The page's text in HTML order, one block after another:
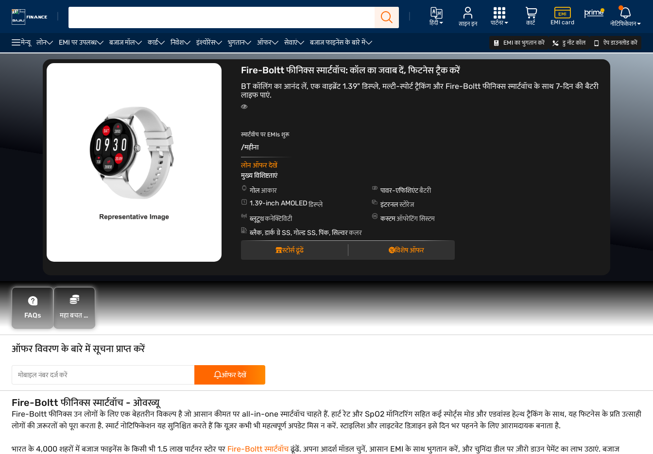
हिंदी साइन इन EMI card नोटिफिकेशन
कार्ट
पार्टनर
मेन्यू लोन EMI पर उपलब्ध बजाज मॉल कार्ड निवेश इंश्योरेंस भुगतान ऑफर सेवाएं बजाज फाइनेंस के बारे में EMI का भुगतान करें डु नॉट कॉल ऐप डाउनलोड करें
स्पोर्ट्स घड़ियां 4G SIM और Wi-fi कनेक्टिविटी के साथ स्मार्टवॉच महिलाओं की घड़ियां पुरुषों के लिए स्मार्टवॉच ऑफर देखें
Fire-Boltt फीनिक्स स्मार्टवॉच: कॉल का जवाब दें, फिटनेस ट्रैक करें
BT कॉलिंग का आनंद लें, एक वाइब्रेंट 1.39" डिस्प्ले, मल्टी-स्पोर्ट ट्रैकिंग और Fire-Boltt फीनिक्स स्मार्टवॉच के साथ 7-दिन की बैटरी
लाइफ पाएं.
स्मार्टवॉच पर EMIs शुरू
/महीना
लोन ऑफर देखें
मुख्य विशिष्टताएं
गोलआकार
1.39-inch AMOLEDडिस्प्ले
ब्लूटूथकनेक्टिविटी
ब्लैक, डार्क ग्रे SS, गोल्ड SS, पिंक, सिल्वरकलर
पावर-एफिशिएंटबैटरी
इंटरनलस्टोरेज
कस्टमऑपरेटिंग सिस्टम
स्टोर्स ढूंढें विशेष ऑफर
FAQs
महा बचत के
बचत करें
ऑफर विवरण के बारे में सूचना प्राप्त करें
ऑफर देखें
Fire-Boltt फीनिक्स स्मार्टवॉच - ओवरव्यू
Fire-Boltt फीनिक्स उन लोगों के लिए एक बेहतरीन विकल्प है जो आसान कीमत पर all-in-one स्मार्टवॉच चाहते हैं. हार्ट रेट और SpO2 मॉनिटरिंग सहित कई स्पोर्ट्स मोड और एडवांस्ड हेल्थ ट्रैकिंग के साथ, यह फिटनेस के प्रति उत्साही
लोगों की ज़रूरतों को पूरा करता है. स्मार्ट नोटिफिकेशन यह सुनिश्चित करते हैं कि यूज़र कभी भी महत्वपूर्ण अपडेट मिस न करें. स्टाइलिश और लाइटवेट डिज़ाइन इसे दिन भर पहनने के लिए आरामदायक बनाता है.
भारत के 4,000 शहरों में बजाज फाइनेंस के किसी भी 1.5 लाख पार्टनर स्टोर पर Fire-Boltt स्मार्टवॉचढूंढें. अपना आदर्श मॉडल चुनें, आसान EMI के साथ भुगतान करें, और चुनिंदा डील पर ज़ीरो डाउन पेमेंट का लाभ उठाएं. बजाज